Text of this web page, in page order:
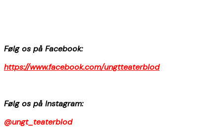
Følg os på Facebook:
https://www.facebook.com/ungtteaterblod
Følg os på Instagram:
@ungt_teaterblod